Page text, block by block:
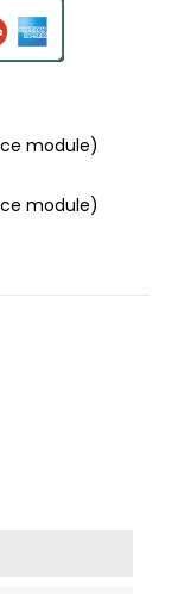
module)
module)